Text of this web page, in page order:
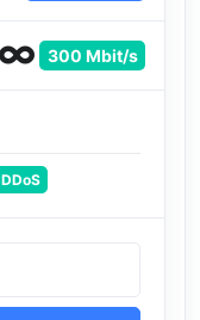
300 Mbit/s
DDoS